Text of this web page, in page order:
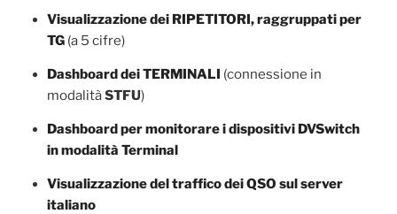
Visualizzazione dei RIPETITORI, raggruppati per
TG(a 5 cifre)
Dashboard dei TERMINALI (connessione in
modalitàSTFU)
Dashboard per monitorare i dispositivi DVSwitch
in modalità Terminal
Visualizzazione del traffico dei QSO sul server
italiano